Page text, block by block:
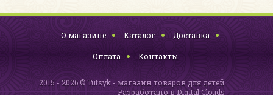
О магазине Каталог Доставка
Оплата Контакты
2015 - 2026 © Tutsyk - магазин товаров для детей
Разработано в Digital Clouds